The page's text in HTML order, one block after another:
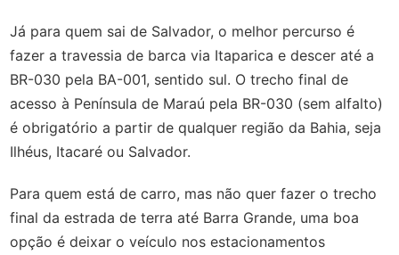
Já para quem sai de Salvador, o melhor percurso é
fazer a travessia de barca via Itaparica e descer até a
BR-030 pela BA-001, sentido sul. O trecho final de
acesso à Península de Maraú pela BR-030 (sem alfalto)
é obrigatório a partir de qualquer região da Bahia, seja
Ilhéus, Itacaré ou Salvador.
Para quem está de carro, mas não quer fazer o trecho
final da estrada de terra até Barra Grande, uma boa
opção é deixar o veículo nos estacionamentos